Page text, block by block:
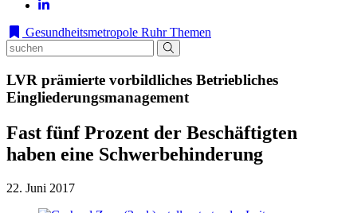
Gesundheitsmetropole Ruhr Themen
LVR prämierte vorbildliches Betriebliches
Eingliederungsmanagement
Fast fünf Prozent der Beschäftigten
haben eine Schwerbehinderung
22. Juni 2017